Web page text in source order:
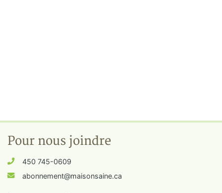
Pour nous joindre
450 745-0609
abonnement@maisonsaine.ca